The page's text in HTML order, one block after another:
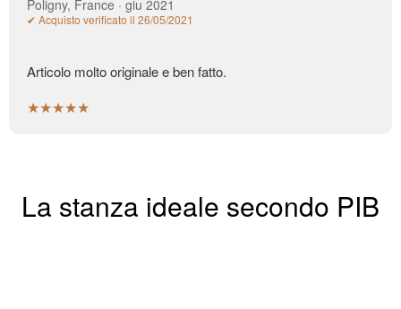
Poligny, France · giu 2021
✔ Acquisto verificato il 26/05/2021
Articolo molto originale e ben fatto.
★★★★★
La stanza ideale secondo PIB